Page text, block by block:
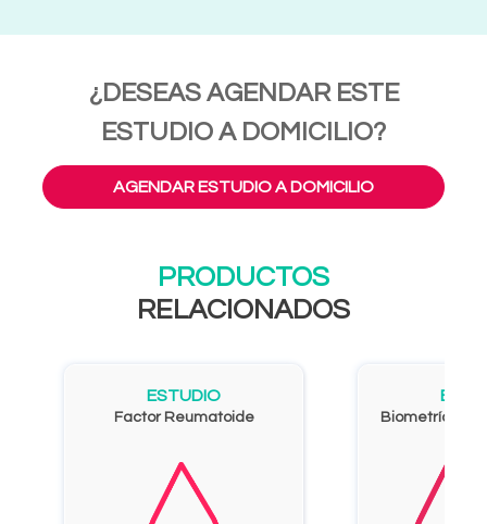
¿DESEAS AGENDAR ESTE
ESTUDIO A DOMICILIO?
AGENDAR ESTUDIO A DOMICILIO
PRODUCTOS
RELACIONADOS
ESTUDIO
Factor Reumatoide Biometría